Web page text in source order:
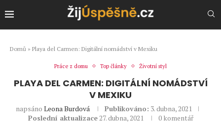
Domů » Playa del Carmen: Digitální nomádství v Mexiku
Práce z domu Top články Životní styl
PLAYA DEL CARMEN: DIGITÁLNÍ NOMÁDSTVÍ
V MEXIKU
napsáno Leona Burdová Publikováno: 3. dubna, 2021
Poslední aktualizace27. dubna, 2021 0 komentář